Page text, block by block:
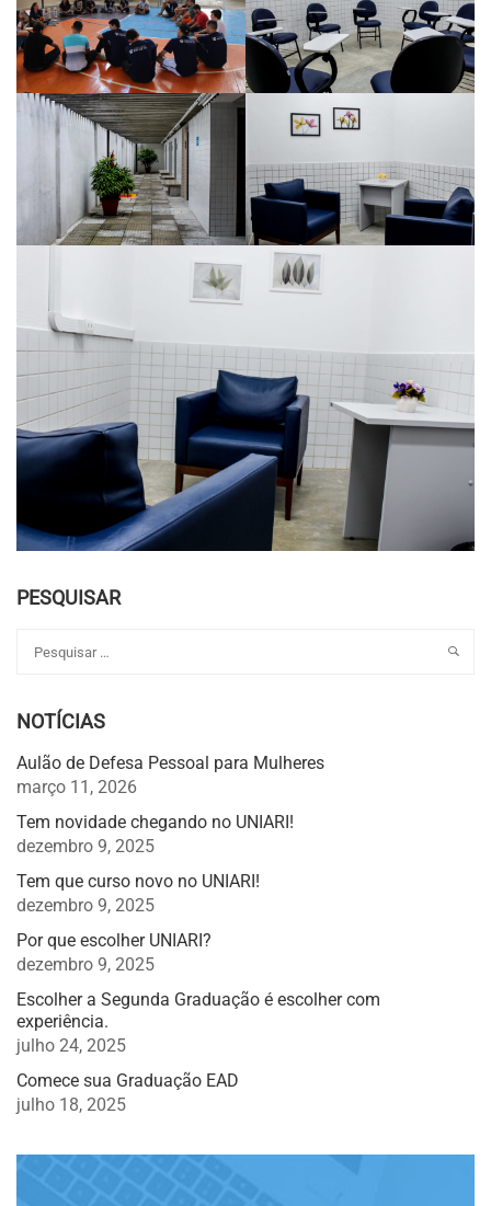
PESQUISAR
NOTÍCIAS
Aulão de Defesa Pessoal para Mulheres
março 11, 2026
Tem novidade chegando no UNIARI!
dezembro 9, 2025
Tem que curso novo no UNIARI!
dezembro 9, 2025
Por que escolher UNIARI?
dezembro 9, 2025
Escolher a Segunda Graduação é escolher com
experiência.
julho 24, 2025
Comece sua Graduação EAD
julho 18, 2025